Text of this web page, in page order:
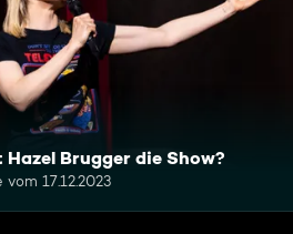
Brugger die Show?
vom 17.12.2023